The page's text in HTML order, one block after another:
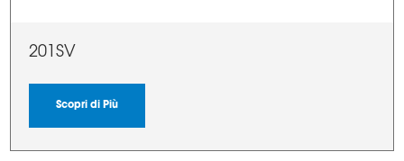
201SV
Scopri di Più